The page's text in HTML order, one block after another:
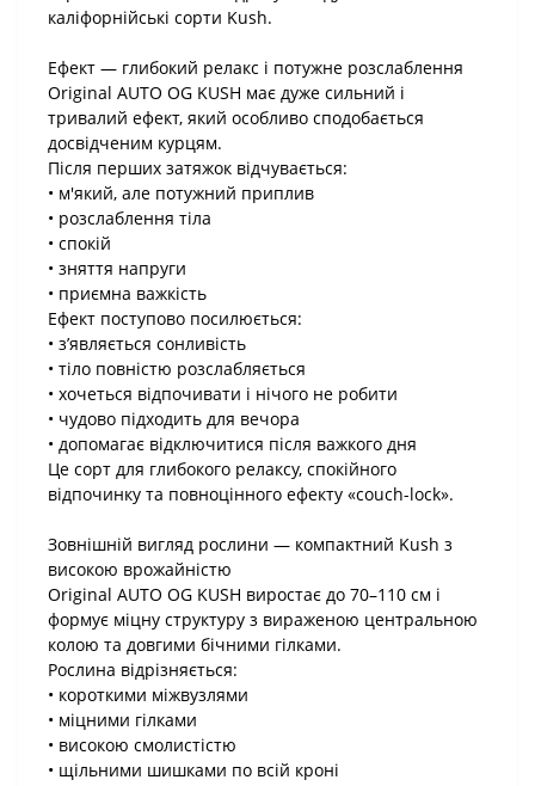
каліфорнійські сорти Kush.
Ефект — глибокий релакс і потужне розслаблення
Original AUTO OG KUSH має дуже сильний і
тривалий ефект, який особливо сподобається
досвідченим курцям.
Після перших затяжок відчувається:
• м'який, але потужний приплив
• розслаблення тіла
• спокій
• зняття напруги
• приємна важкість
Ефект поступово посилюється:
• з’являється сонливість
• тіло повністю розслабляється
• хочеться відпочивати і нічого не робити
• чудово підходить для вечора
• допомагає відключитися після важкого дня
Це сорт для глибокого релаксу, спокійного
відпочинку та повноцінного ефекту «couch-lock».
Зовнішній вигляд рослини — компактний Kush з
високою врожайністю
Original AUTO OG KUSH виростає до 70–110 см і
формує міцну структуру з вираженою центральною
колою та довгими бічними гілками.
Рослина відрізняється:
• короткими міжвузлями
• міцними гілками
• високою смолистістю
• щільними шишками по всій кроні